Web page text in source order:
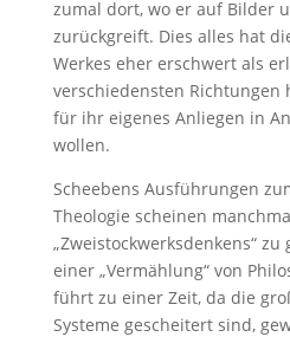
zumal dort, wo er auf Bilder
zurückgreift. Dies alles hat
Werkes eher erschwert als
verschiedensten Richtungen
für ihr eigenes Anliegen in
wollen.
Scheebens Ausführungen
Theologie scheinen
„Zweistockwerksdenkens“
einer „Vermählung“ von
führt zu einer Zeit, da die
Systeme gescheitert sind,